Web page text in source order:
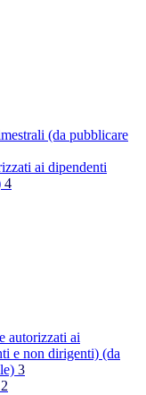
(da pubblicare
ai dipendenti
4
autorizzati ai
e non dirigenti) (da
3
2